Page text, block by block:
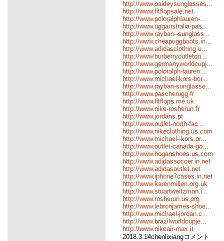
http://www.oakleysunglasses...
http://www.fitflopsale.net
http://www.poloralphlauren-...
http://www.uggaustralia-pas...
http://www.rayban--sunglass...
http://www.cheapuggboots.in...
http://www.adidasclothing.u...
http://www.burberryoutleton...
http://www.germanyworldcupj...
http://www.poloralph-lauren...
http://www.michael-kors-bor...
http://www.rayban-sunglasse...
http://www.pascherugg.fr
http://www.fitflops.me.uk
http://www.nike-rosherun.fr
http://www.jordans.pt
http://www.outlet-north-fac...
http://www.nikeclothing.us.com
http://www.michael--kors.or...
http://www.outlet-canada-go...
http://www.hoganshoes.us.com
http://www.adidassoccer.in.net
http://www.adidasoutlet.net
http://www.iphone7cases.in.net
http://www.karenmillen.org.uk
http://www.stuartweitzman.i...
http://www.rosherun.us.org
http://www.lebronjames-shoe...
http://www.michael-jordan.c...
http://www.brazilworldcupje...
http://www.nikeair-max.it
2018.3.14chenlixiangコメント